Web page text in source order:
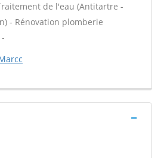
de l'eau (Antitartre -
- Rénovation plomberie